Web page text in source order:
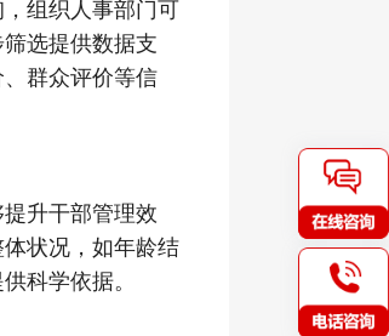
组织人事部门可
选提供数据支
群众评价等信
升干部管理效
状况，如年龄结
科学依据。